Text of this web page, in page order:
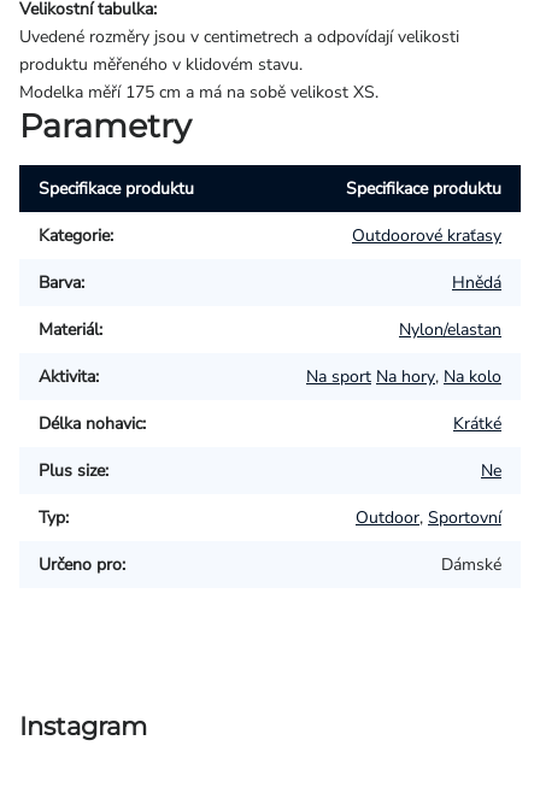
Velikostní tabulka:
Uvedené rozměry jsou v centimetrech a odpovídají velikosti
produktu měřeného v klidovém stavu.
Modelka měří 175 cm a má na sobě velikost XS.
Parametry
Specifikace produktu Specifikace produktu
Kategorie: Outdoorové kraťasy
Barva: Hnědá
Materiál: Nylon/elastan
Aktivita: Na sport Na hory, Na kolo
Délka nohavic: Krátké
Plus size: Ne
Typ: Outdoor, Sportovní
Určeno pro: Dámské
Instagram